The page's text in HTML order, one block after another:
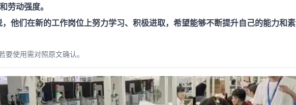
劳动强度。
他们在新的工作岗位上努力学习、积极进取，希望能够不断提升自己的能力和素
要使用需对照原文确认。